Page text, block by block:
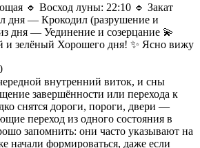
🔹 Восход луны: 22:10 🔹 Закат
дня — Крокодил (разрушение и
дня — Уединение и созерцание 💫
зелёный Хорошего дня! ✨ Ясно вижу
внутренний виток, и сны
завершённости или перехода к
снятся дороги, пороги, двери —
переход из одного состояния в
запомнить: они часто указывают на
начали формироваться, даже если